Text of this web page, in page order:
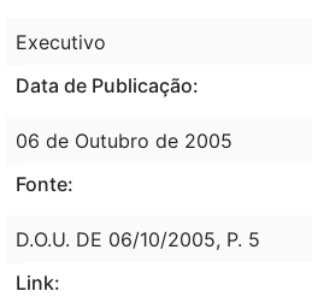
Executivo
Data de Publicação:
06 de Outubro de 2005
Fonte:
D.O.U. DE 06/10/2005, P. 5
Link: